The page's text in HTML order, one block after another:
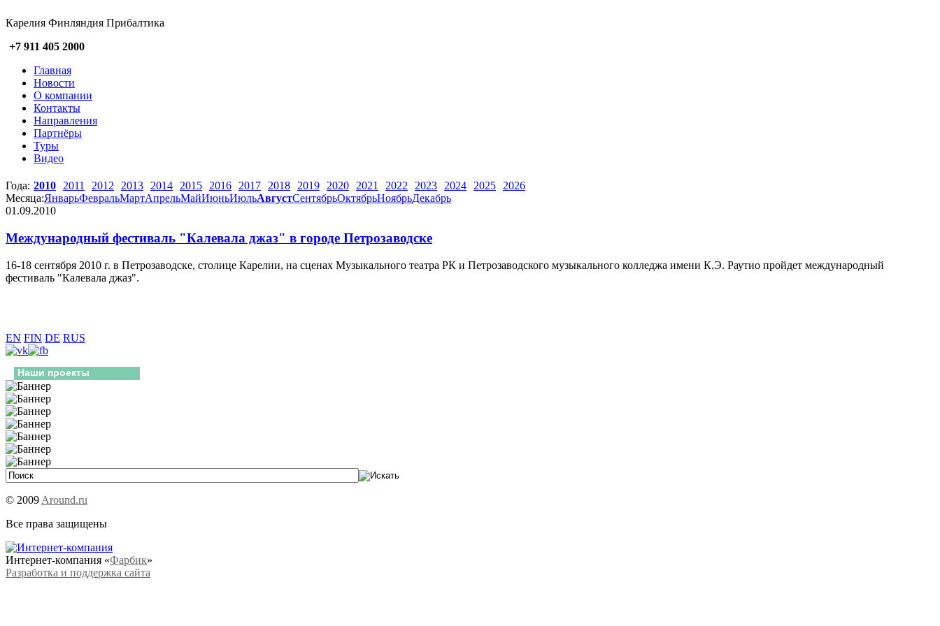
Карелия Финляндия Прибалтика
+7 911 405 2000
Главная
Новости
О компании
Контакты
Направления
Партнёры
Туры
Видео
Года: 2010 2011 2012 2013 2014 2015 2016 2017 2018 2019 2020 2021 2022 2023 2024 2025 2026
Месяца:ЯнварьФевральМартАпрельМайИюньИюльАвгустСентябрьОктябрьНоябрьДекабрь
01.09.2010
Международный фестиваль "Калевала джаз" в городе Петрозаводске
16-18 сентября 2010 г. в Петрозаводске, столице Карелии, на сценах Музыкального театра РК и Петрозаводского музыкального колледжа имени К.Э. Раутио пройдет международный
фестиваль "Калевала джаз".
EN FIN DE RUS
Наши проекты
© 2009 Around.ru
Все права защищены
Интернет-компания «Фарбик»
Разработка и поддержка сайта